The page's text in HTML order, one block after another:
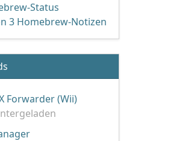
Status
3 Homebrew-Notizen
Forwarder (Wii)